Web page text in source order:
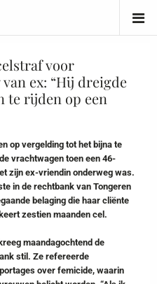
voor
ex: “Hij dreigde
te rijden op een
op vergelding tot het bijna te
vrachtwagen toen een 46-
zijn ex-vriendin onderweg was.
in de rechtbank van Tongeren
belaging die haar cliënte
zestien maanden cel.
maandagochtend de
stil. Ze refereerde
over femicide, waarin